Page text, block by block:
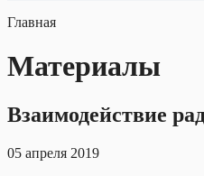
Главная
Материалы
Взаимодействие
05 апреля 2019